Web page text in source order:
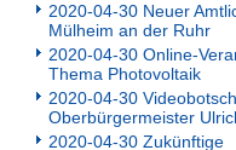
2020-04-30 Neuer
Mülheim an der Ruhr
2020-04-30 Online-
Thema Photovoltaik
2020-04-30
Oberbürgermeister
2020-04-30 Zukünftige